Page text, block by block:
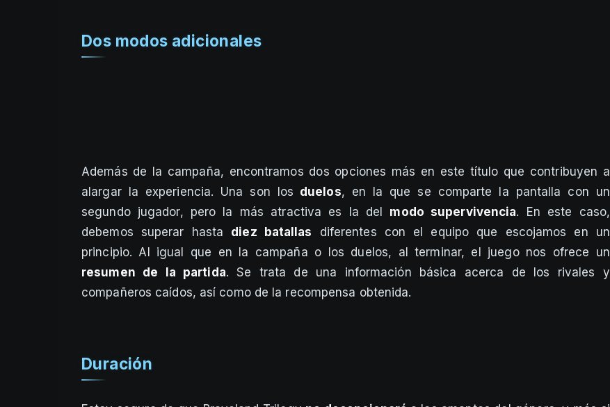
Dos modos adicionales
Además de la campaña, encontramos dos opciones más en este título que contribuyen a
alargar la experiencia. Una son los duelos, en la que se comparte la pantalla con un
segundo jugador, pero la más atractiva es la del modo supervivencia. En este caso,
debemos superar hasta diez batallas diferentes con el equipo que escojamos en un
principio. Al igual que en la campaña o los duelos, al terminar, el juego nos ofrece un
resumen de la partida. Se trata de una información básica acerca de los rivales y
compañeros caídos, así como de la recompensa obtenida.
Duración